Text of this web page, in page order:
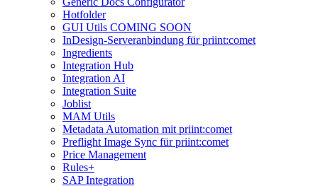
Hotfolder
GUI Utils COMING SOON
InDesign-Serveranbindung für priint:comet
Ingredients
Integration Hub
Integration AI
Integration Suite
Joblist
MAM Utils
Metadata Automation mit priint:comet
Preflight Image Sync für priint:comet
Price Management
Rules+
SAP Integration